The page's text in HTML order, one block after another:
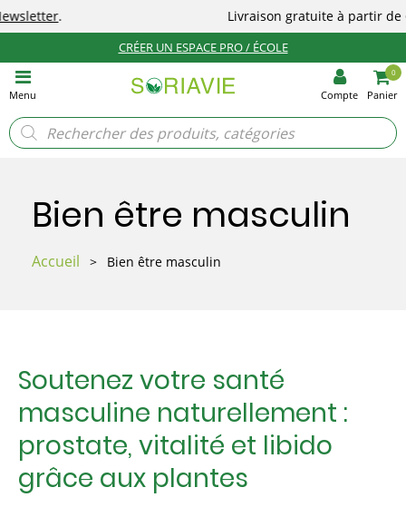
Livraison gratuite à partir de 65€(en France).
CRÉER UN ESPACE PRO / ÉCOLE
Menu Compte
0
Panier
Recherche
de
produits
Accueil > Bien être masculin
Bien être masculin
Soutenez votre santé
masculine naturellement :
prostate, vitalité et libido
grâce aux plantes